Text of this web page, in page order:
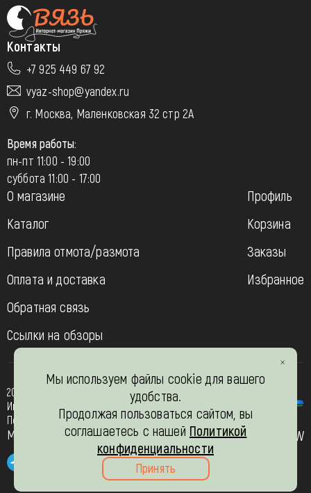
Контакты
+7 925 449 67 92
vyaz-shop@yandex.ru
г. Москва, Маленковская 32 стр 2А
Время работы:
пн-пт 11:00 - 19:00
суббота 11:00 - 17:00
О магазине
Каталог
Правила отмота/размота
Оплата и доставка
Обратная связь
Ссылки на обзоры
Профиль
Корзина
Заказы
Избранное
2013-2026
Интернет- магазин “Вязь-шоп”
Политика конфиденциальности
Мы в соц. сетях JW
Мы используем файлы cookie для вашего
удобства.
Продолжая пользоваться сайтом, вы
соглашаетесь с нашей Политикой
конфиденциальности
Принять